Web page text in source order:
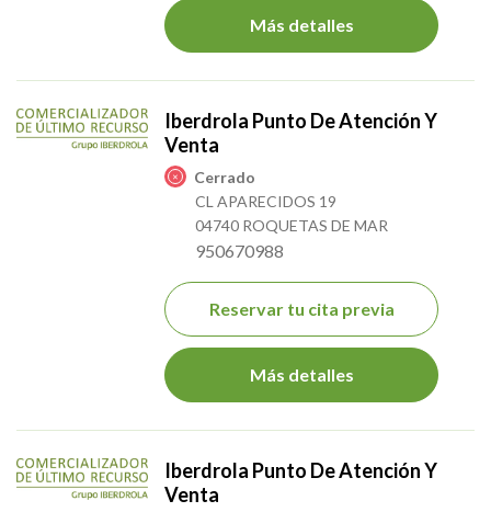
Más detalles
Iberdrola Punto De Atención Y
Venta
Cerrado
CL APARECIDOS 19
04740 ROQUETAS DE MAR
950670988
Reservar tu cita previa
Más detalles
Iberdrola Punto De Atención Y
Venta